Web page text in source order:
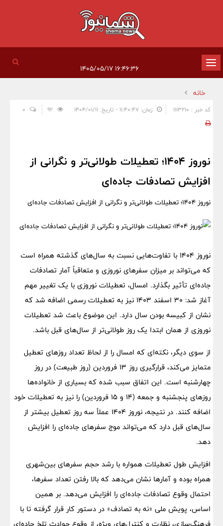
تغییر
وضعیت
ناوبری
۱۶:۴۶:۳۶ ۱۴۰۵/۰۵/۱۷
خانه
کد خبر : 1113210 زمان: ۱۱:۴۰:۴۷ - تاریخ: ۱۴۰۴/۰۱/۱۱ 0
نوروز ۱۴۰۴؛ تعطیلات طولانی‌تر و نگرانی از
افزایش تصادفات جاده‌ای
نوروز ۱۴۰۴؛ تعطیلات طولانی‌تر و نگرانی از افزایش تصادفات جاده‌ای
نوروز ۱۴۰۴ با تفاوت‌هایی نسبت به سال‌های گذشته همراه است
که می‌تواند بر میزان سفرهای نوروزی و متعاقباً آمار تصادفات
جاده‌ای تأثیر بگذارد. امسال، تعطیلات نوروزی با یک تغییر مهم
آغاز شد: ۳۰ اسفند ۱۴۰۳ نیز به تعطیلات رسمی اضافه شد که
نشان از کبیسه بودن سال دارد. این موضوع باعث شد تعطیلات
نوروزی از همان ابتدا یک روز طولانی‌تر از سال‌های قبل باشد.
از سوی دیگر، نکته‌ای که امسال را از لحاظ تعداد روزهای تعطیل
متمایز می‌کند، قرارگیری روز ۱۳ فروردین (روز طبیعت) در روز
چهارشنبه است. این اتفاق سبب شده که بسیاری از خانواده‌ها
روزهای پنجشنبه و جمعه (۱۴ و ۱۵ فروردین) را نیز به تعطیلات خود
اضافه کنند. در نتیجه، نوروز ۱۴۰۴ عملاً سه روز تعطیل بیشتر از
سال‌های قبل دارد که می‌تواند موج سفرهای جاده‌ای را افزایش
دهد.
افزایش طول تعطیلات همواره با رشد حجم سفرهای بین‌شهری
همراه بوده و آمارها نشان می‌دهد که بالا رفتن تعداد سفرها،
احتمال وقوع تصادفات جاده‌ای را افزایش می‌دهد. بر همین
اساس، پویش ملی «نه به تصادف» در دستور کار قرار گرفته تا با